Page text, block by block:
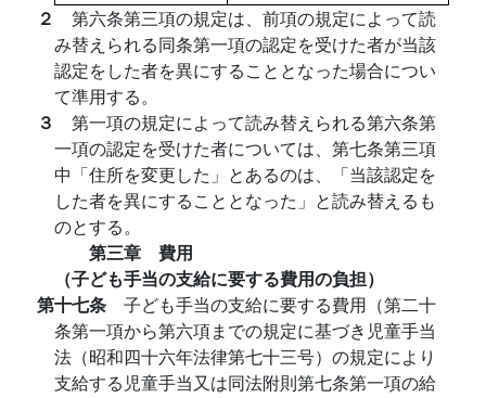
２ 第六条第三項の規定は、前項の規定によって読
み替えられる同条第一項の認定を受けた者が当該
認定をした者を異にすることとなった場合につい
て準用する。
３ 第一項の規定によって読み替えられる第六条第
一項の認定を受けた者については、第七条第三項
中「住所を変更した」とあるのは、「当該認定を
した者を異にすることとなった」と読み替えるも
のとする。
第三章 費用
（子ども手当の支給に要する費用の負担）
第十七条 子ども手当の支給に要する費用（第二十
条第一項から第六項までの規定に基づき児童手当
法（昭和四十六年法律第七十三号）の規定により
支給する児童手当又は同法附則第七条第一項の給